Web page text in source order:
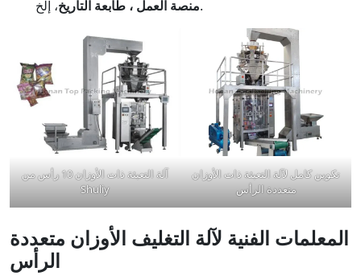
منصة العمل ، طابعة التاريخ، إلخ.
آلة التعبئة ذات الأوزان 10 رأس من
Shuliy
تكوين كامل لآلة التعبئة ذات الأوزان
متعددة الرأس
المعلمات الفنية لآلة التغليف الأوزان متعددة
الرأس